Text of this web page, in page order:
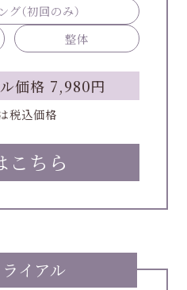
価格 7,980円
税込価格
こちら
グ（初回のみ）
整体
イアル